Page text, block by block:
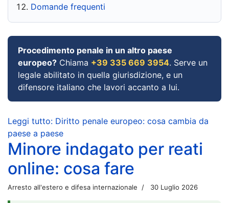
Domande frequenti
Procedimento penale in un altro paese
europeo? Chiama +39 335 669 3954. Serve un
legale abilitato in quella giurisdizione, e un
difensore italiano che lavori accanto a lui.
Leggi tutto: Diritto penale europeo: cosa cambia da
paese a paese
Minore indagato per reati
online: cosa fare
Arresto all'estero e difesa internazionale 30 Luglio 2026